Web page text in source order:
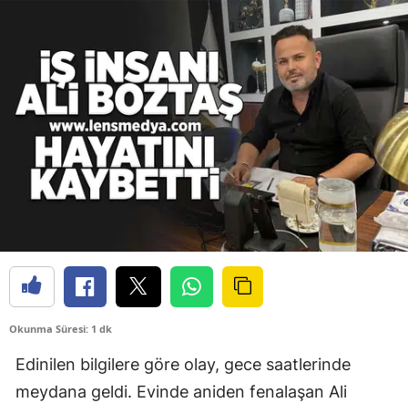
Okunma Süresi: 1 dk
Edinilen bilgilere göre olay, gece saatlerinde
meydana geldi. Evinde aniden fenalaşan Ali